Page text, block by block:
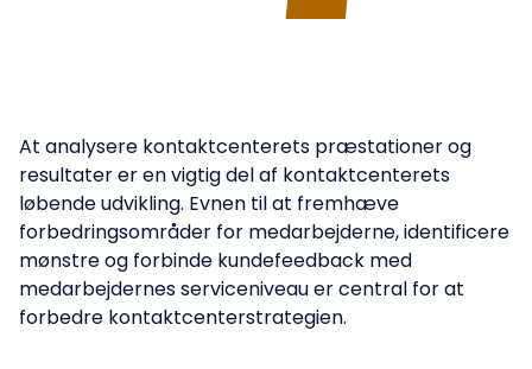
At analysere kontaktcenterets præstationer og
resultater er en vigtig del af kontaktcenterets
løbende udvikling. Evnen til at fremhæve
forbedringsområder for medarbejderne, identificere
mønstre og forbinde kundefeedback med
medarbejdernes serviceniveau er central for at
forbedre kontaktcenterstrategien.